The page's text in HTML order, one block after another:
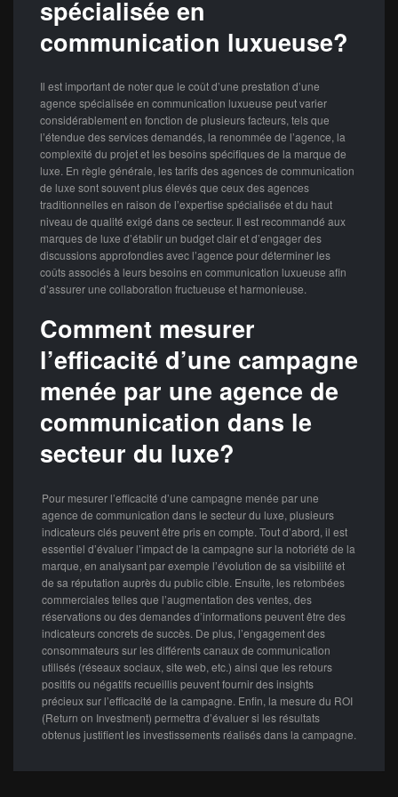
spécialisée en
communication luxueuse?
Il est important de noter que le coût d’une prestation d’une
agence spécialisée en communication luxueuse peut varier
considérablement en fonction de plusieurs facteurs, tels que
l’étendue des services demandés, la renommée de l’agence, la
complexité du projet et les besoins spécifiques de la marque de
luxe. En règle générale, les tarifs des agences de communication
de luxe sont souvent plus élevés que ceux des agences
traditionnelles en raison de l’expertise spécialisée et du haut
niveau de qualité exigé dans ce secteur. Il est recommandé aux
marques de luxe d’établir un budget clair et d’engager des
discussions approfondies avec l’agence pour déterminer les
coûts associés à leurs besoins en communication luxueuse afin
d’assurer une collaboration fructueuse et harmonieuse.
Comment mesurer
l’efficacité d’une campagne
menée par une agence de
communication dans le
secteur du luxe?
Pour mesurer l’efficacité d’une campagne menée par une
agence de communication dans le secteur du luxe, plusieurs
indicateurs clés peuvent être pris en compte. Tout d’abord, il est
essentiel d’évaluer l’impact de la campagne sur la notoriété de la
marque, en analysant par exemple l’évolution de sa visibilité et
de sa réputation auprès du public cible. Ensuite, les retombées
commerciales telles que l’augmentation des ventes, des
réservations ou des demandes d’informations peuvent être des
indicateurs concrets de succès. De plus, l’engagement des
consommateurs sur les différents canaux de communication
utilisés (réseaux sociaux, site web, etc.) ainsi que les retours
positifs ou négatifs recueillis peuvent fournir des insights
précieux sur l’efficacité de la campagne. Enfin, la mesure du ROI
(Return on Investment) permettra d’évaluer si les résultats
obtenus justifient les investissements réalisés dans la campagne.